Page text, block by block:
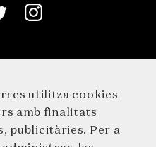
utilitza cookies
amb finalitats
publicitàries. Per a